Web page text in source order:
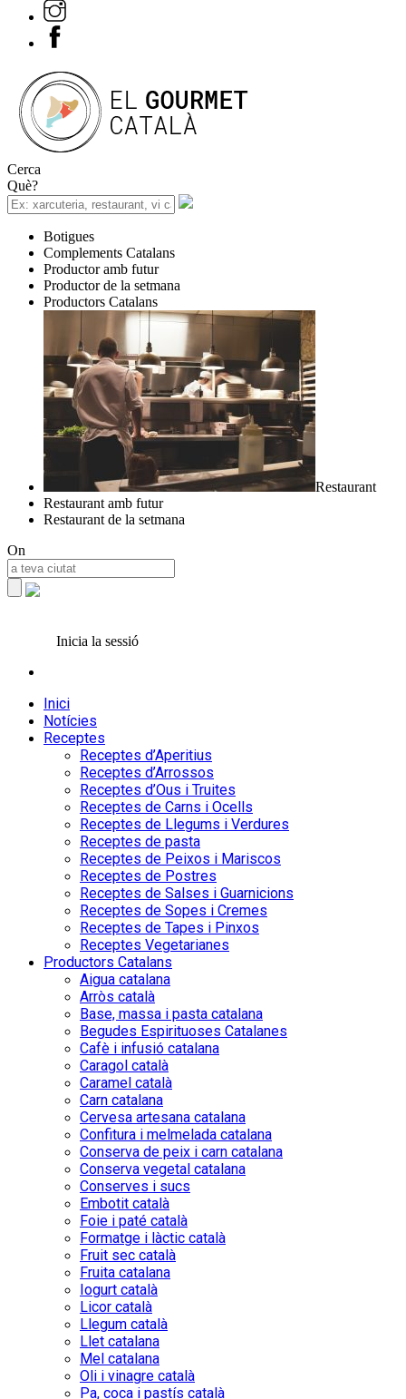
Cerca
Què?
Botigues
Complements Catalans
Productor amb futur
Productor de la setmana
Productors Catalans
Restaurant
Restaurant amb futur
Restaurant de la setmana
On
Inicia la sessió
Inici
Notícies
Receptes
Receptes d’Aperitius
Receptes d’Arrossos
Receptes d’Ous i Truites
Receptes de Carns i Ocells
Receptes de Llegums i Verdures
Receptes de pasta
Receptes de Peixos i Mariscos
Receptes de Postres
Receptes de Salses i Guarnicions
Receptes de Sopes i Cremes
Receptes de Tapes i Pinxos
Receptes Vegetarianes
Productors Catalans
Aigua catalana
Arròs català
Base, massa i pasta catalana
Begudes Espirituoses Catalanes
Cafè i infusió catalana
Caragol català
Caramel català
Carn catalana
Cervesa artesana catalana
Confitura i melmelada catalana
Conserva de peix i carn catalana
Conserva vegetal catalana
Conserves i sucs
Embotit català
Foie i paté català
Formatge i làctic català
Fruit sec català
Fruita catalana
Iogurt català
Licor català
Llegum català
Llet catalana
Mel catalana
Oli i vinagre català
Pa, coca i pastís català